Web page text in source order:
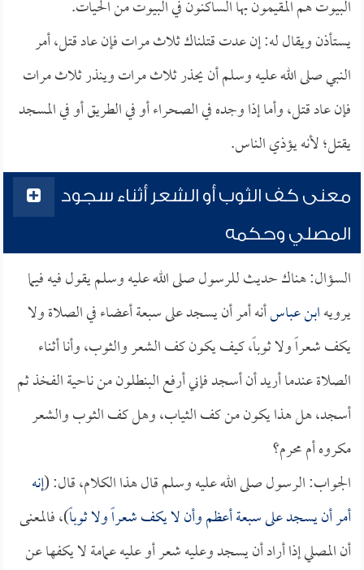
البيوت هم المقيمون بها الساكنون في البيوت من الحيات.
يستأذن ويقال له: إن عدت قتلناك ثلاث مرات فإن عاد قتل، أمر
النبي صلى الله عليه وسلم أن يحذر ثلاث مرات وينذر ثلاث مرات
فإن عاد قتل، وأما إذا وجده في الصحراء أو في الطريق أو في المسجد
يقتل؛ لأنه يؤذي الناس.
معنى كف الثوب أو الشعر أثناء سجود
المصلي وحكمه
السؤال: هناك حديث للرسول صلى الله عليه وسلم يقول فيه فيما
يرويهابن عباسأنه أمر أن يسجد على سبعة أعضاء في الصلاة ولا
يكف شعراً ولا ثوباً، كيف يكون كف الشعر والثوب، وأنا أثناء
الصلاة عندما أريد أن أسجد فإني أرفع البنطلون من ناحية الفخذ ثم
أسجد، هل هذا يكون من كف الثياب، وهل كف الثوب والشعر
مكروه أم محرم؟
الجواب: الرسول صلى الله عليه وسلم قال هذا الكلام، قال: (إنه
أمر أن يسجد على سبعة أعظم وأن لا يكف شعراً ولا ثوباً)، فالمعنى
أن المصلي إذا أراد أن يسجد وعليه شعر أو عليه عمامة لا يكفها عن